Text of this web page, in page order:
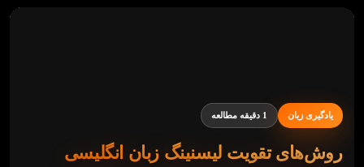
یادگیری زبان 1 دقیقه مطالعه
روش‌های تقویت لیسنینگ زبان انگلیسی